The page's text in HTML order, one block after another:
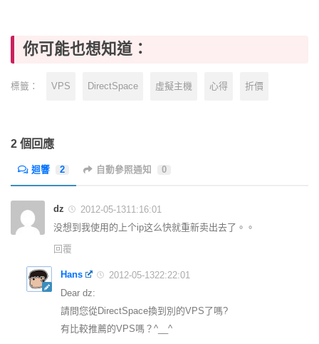
你可能也想知道：
標籤： VPS DirectSpace 虛擬主機 心得 折價
2 個回應
迴響 2 自動參照通知 0
dz
2012-05-1311:16:01
没想到我使用的上个ip这么快就重新卖出去了。。
回覆
Hans
2012-05-1322:22:01
Dear dz:
請問您從DirectSpace換到別的VPS了嗎?
有比較推薦的VPS嗎？^__^